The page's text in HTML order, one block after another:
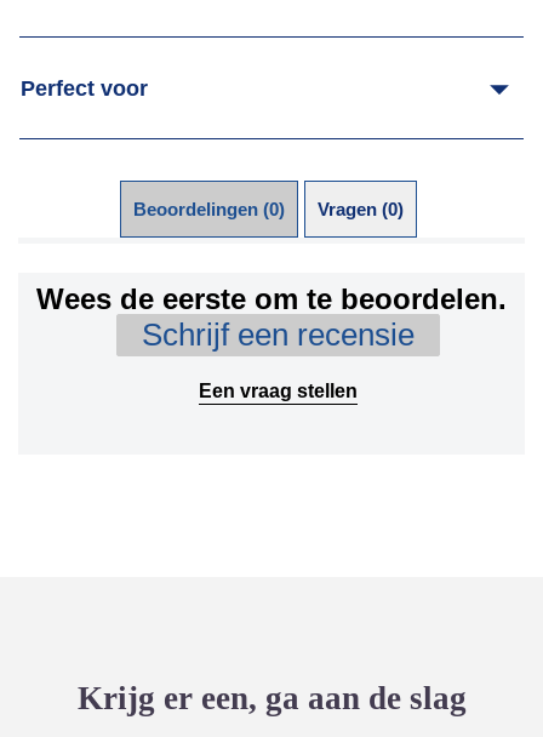
Perfect voor
Beoordelingen (0) Vragen (0)
Wees de eerste om te beoordelen.
Schrijf een recensie
Een vraag stellen
Krijg er een, ga aan de slag